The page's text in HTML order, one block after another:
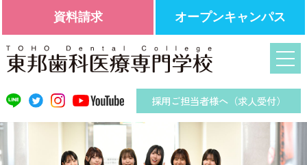
採用ご担当者様へ（求人受付）
資料請求 オープンキャンパス